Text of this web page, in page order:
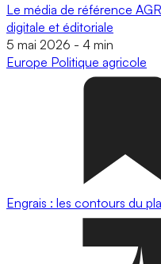
Le média de référence
digitale et éditoriale
5 mai 2026 - 4 min
Europe Politique agricole
Engrais : les contours du